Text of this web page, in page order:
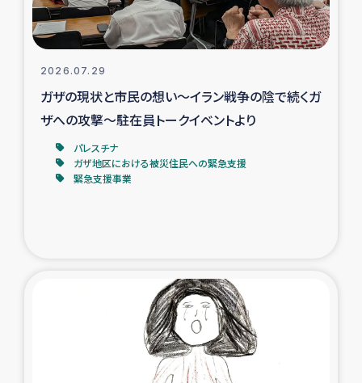
レバノンでのシリア難民への教育支援事業
レバノンでのシリア難民・レバノン人への農業支援
海外ルーツの市民との共生
神原ゼミxパルシック
仮設住宅生活支援・農業復興支援
漁業復興支援
インターン・ボランティア日誌
2026.07.29
ガザの現状と市民の想い～イラン戦争の陰で続くガ
ザへの攻撃～駐在員トークイベントより
パレスチナ
ガザ地区における被災住民への緊急支援
緊急支援事業